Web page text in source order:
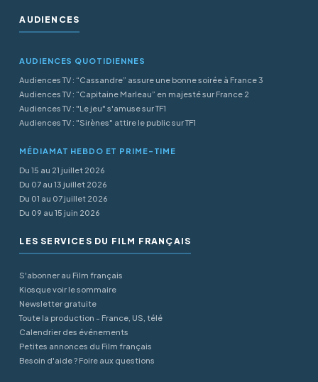
AUDIENCES
AUDIENCES QUOTIDIENNES
Audiences TV : “Cassandre” assure une bonne soirée à France 3
Audiences TV : “Capitaine Marleau” en majesté sur France 2
Audiences TV : "Le jeu" s'amuse sur TF1
Audiences TV : "Sirènes" attire le public sur TF1
MÉDIAMAT HEBDO ET PRIME-TIME
Du 15 au 21 juillet 2026
Du 07 au 13 juillet 2026
Du 01 au 07 juillet 2026
Du 09 au 15 juin 2026
LES SERVICES DU FILM FRANÇAIS
S'abonner au Film français
Kiosque voir le sommaire
Newsletter gratuite
Toute la production - France, US, télé
Calendrier des événements
Petites annonces du Film français
Besoin d'aide ? Foire aux questions